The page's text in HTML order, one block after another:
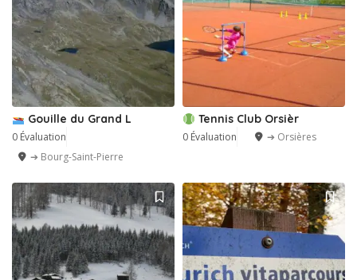
Gouille du Grand L
0 Évaluation
➔ Bourg-Saint-Pierre
Tennis Club Orsièr
0 Évaluation ➔ Orsières